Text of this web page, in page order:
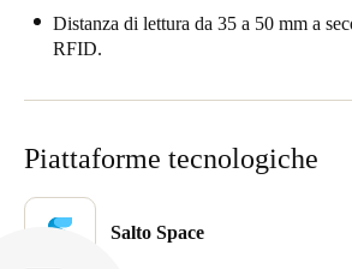
Czech Republic
Čeština
Danskere
English
Sweden
Svenska
English
Distanza di lettura da 35 a 50 mm a
RFID.
Piattaforme tecnologiche
Salto Space